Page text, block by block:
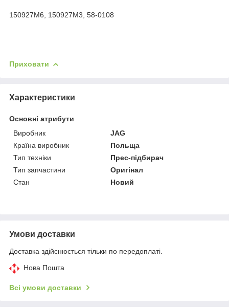
150927M6, 150927M3, 58-0108
Приховати
Характеристики
Основні атрибути
Виробник
JAG
Країна виробник
Польща
Тип техніки
Прес-підбирач
Тип запчастини
Оригінал
Стан
Новий
Умови доставки
Доставка здійснюється тільки по передоплаті.
Нова Пошта
Всі умови доставки